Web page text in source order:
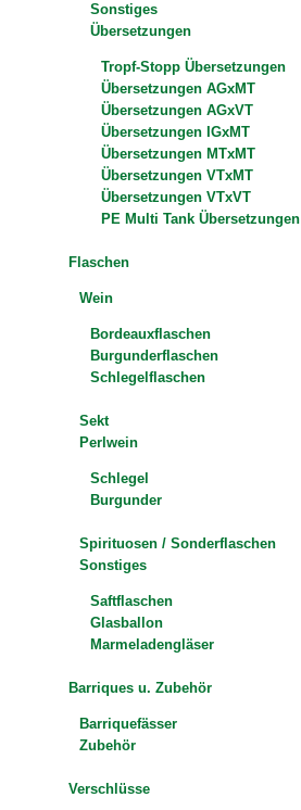
Sonstiges
Übersetzungen
Tropf-Stopp Übersetzungen
Übersetzungen AGxMT
Übersetzungen AGxVT
Übersetzungen IGxMT
Übersetzungen MTxMT
Übersetzungen VTxMT
Übersetzungen VTxVT
PE Multi Tank Übersetzungen
Flaschen
Wein
Bordeauxflaschen
Burgunderflaschen
Schlegelflaschen
Sekt
Perlwein
Schlegel
Burgunder
Spirituosen / Sonderflaschen
Sonstiges
Saftflaschen
Glasballon
Marmeladengläser
Barriques u. Zubehör
Barriquefässer
Zubehör
Verschlüsse